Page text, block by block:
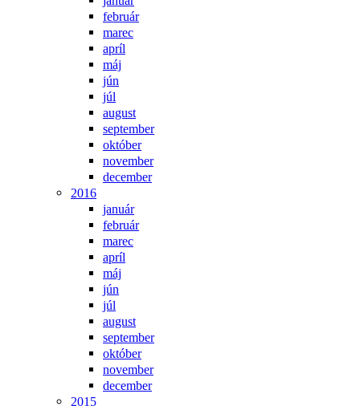
február
marec
apríl
máj
jún
júl
august
september
október
november
december
2016
január
február
marec
apríl
máj
jún
júl
august
september
október
november
december
2015